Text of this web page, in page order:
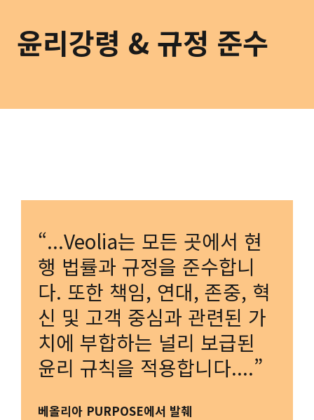
윤리강령 & 규정 준수
“...Veolia는 모든 곳에서 현
행 법률과 규정을 준수합니
다. 또한 책임, 연대, 존중, 혁
신 및 고객 중심과 관련된 가
치에 부합하는 널리 보급된
윤리 규칙을 적용합니다....”
베올리아 PURPOSE에서 발췌